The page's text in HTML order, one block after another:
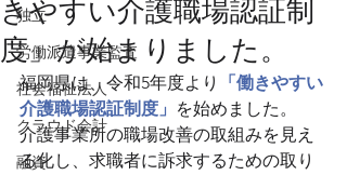
独立
労働派遣事業監査
社会福祉法人
クラウド会計
融資
きやすい介護職場認証制
度」が始まりました。
福岡県は、令和5年度より
「働きやすい
介護職場認証制度」 を始めました。
介護事業所の職場改善の取組みを見え
る化し、求職者に訴求するための取り